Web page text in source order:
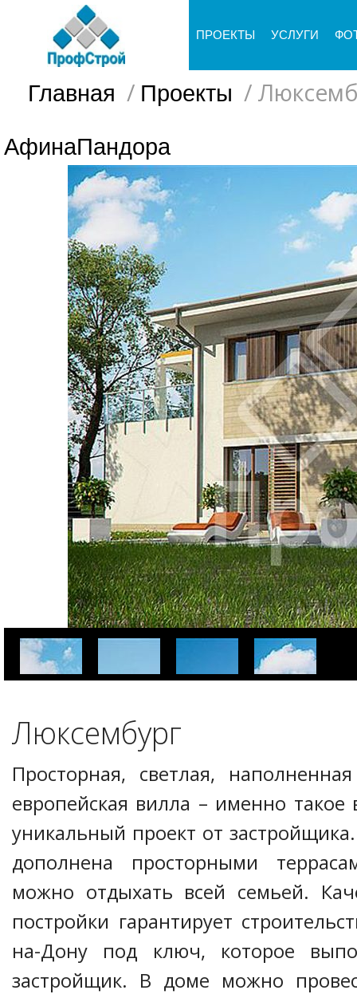
ПРОЕКТЫ УСЛУГИ
Главная / Проекты /
АфинаПандора
Люксембург
Просторная, светлая,
европейская вилла – именно такое
уникальный проект от
дополнена просторными
можно отдыхать всей семьей.
постройки гарантирует
на-Дону под ключ, которое
застройщик. В доме можно